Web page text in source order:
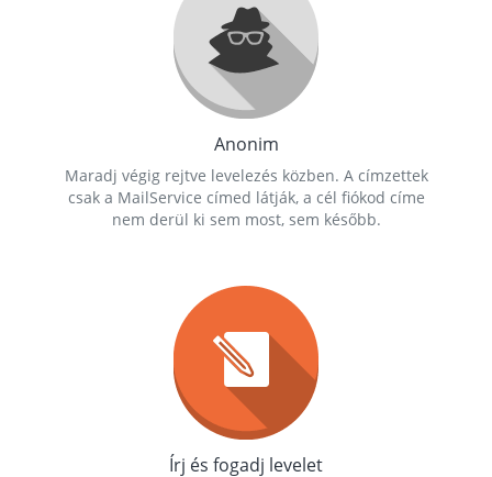
Anonim
Maradj végig rejtve levelezés közben. A címzettek
csak a MailService címed látják, a cél fiókod címe
nem derül ki sem most, sem később.
Írj és fogadj levelet